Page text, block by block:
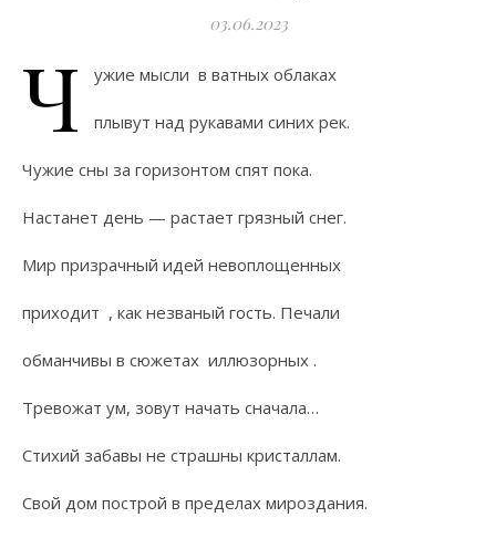
03.06.2023
Ч ужие мысли в ватных облаках
плывут над рукавами синих рек.
Чужие сны за горизонтом спят пока.
Настанет день — растает грязный снег.
Мир призрачный идей невоплощенных
приходит , как незваный гость. Печали
обманчивы в сюжетах иллюзорных .
Тревожат ум, зовут начать сначала…
Стихий забавы не страшны кристаллам.
Свой дом построй в пределах мироздания.